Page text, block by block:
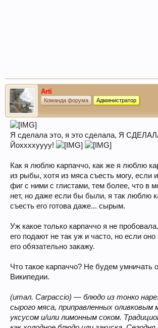
Arti
Команда форума Администратор
Я сделала это, я это сделала, Я
Йоххххуууу!
Как я люблю карпаччо, как же я люблю
из рыбы, хотя из мяса съесть могу, если
фиг с ними с глистами, тем более, что в
нет, но даже если бы были, я так люблю
съесть его готова даже... сырым.
Уж какое только карпаччо я не
его подают не так уж и часто, но если
его обязательно закажу.
Что такое карпаччо? Не будем умничать
Википедии.
(итал. Carpaccio) — блюдо из тонко
сырого мяса, приправленных оливковым
уксусом и/или лимонным соком.